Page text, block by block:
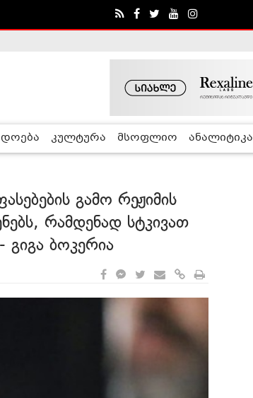
კულტურა მსოფლიო ანალიტიკა
გამო რეჟიმის
რამდენად სტკივათ
გიგა ბოკერია